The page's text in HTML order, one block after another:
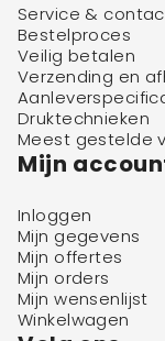
Service &
Bestelproces
Veilig betalen
Verzending en
Druktechnieken
Meest gestelde
Mijn
Inloggen
Mijn gegevens
Mijn offertes
Mijn orders
Mijn wensenlijst
Winkelwagen